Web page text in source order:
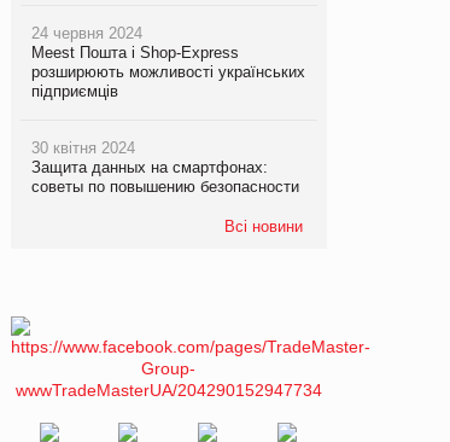
Мережа супермаркетів
Російська атака 5 серпня
24 червня 2024
Meest Пошта і Shop-Express
розширюють можливості українських
підприємців
30 квітня 2024
Защита данных на смартфонах:
советы по повышению безопасности
Всі новини